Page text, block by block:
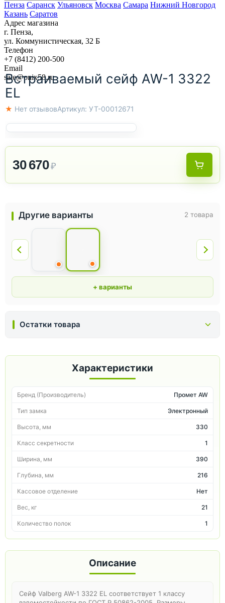
Пенза Саранск Ульяновск Москва Самара Нижний Новгород
Казань Саратов
Адрес магазина
г. Пенза,
ул. Коммунистическая, 32 Б
Телефон
+7 (8412) 200-500
Email
sale@onix58.ru
Встраиваемый сейф AW-1 3322
EL
★ Нет отзывовАртикул: УТ-00012671
Другие варианты 2 товара
+ варианты
30 670₽
Остатки товара
Описание
Сейф Valberg AW-1 3322 EL соответствует 1 классу
Характеристики
Бренд (Производитель) Промет AW
Тип замка Электронный
Высота, мм 330
Класс секретности 1
Ширина, мм 390
Глубина, мм 216
Кассовое отделение Нет
Вес, кг 21
Количество полок 1